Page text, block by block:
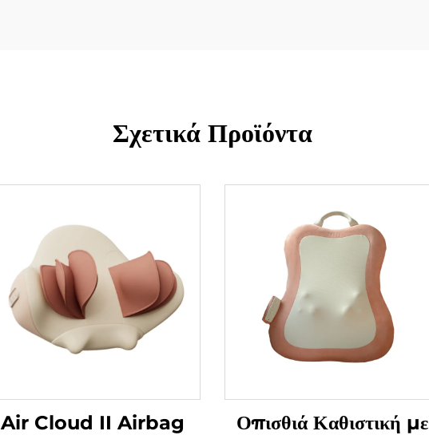
Σχετικά Προϊόντα
Air Cloud II Airbag
Οπισθιά Καθιστική με